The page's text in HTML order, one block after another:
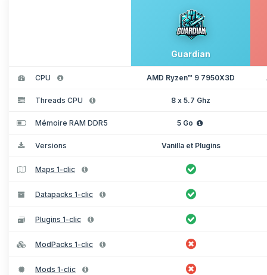
Guardian
CPU AMD Ryzen™ 9 7950X3D
Threads CPU 8 x 5.7 Ghz
Mémoire RAM DDR5 5 Go
Versions Vanilla et Plugins
Maps 1-clic
Datapacks 1-clic
Plugins 1-clic
ModPacks 1-clic
Mods 1-clic